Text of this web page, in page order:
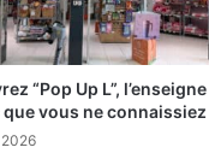
“Pop Up L”, l’enseigne
que vous ne